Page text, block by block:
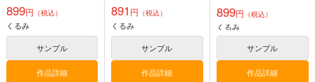
Fresh＆Smooth
ロイヤルマウンテン
（税込）
オリジナル
青山 澄香
FETISH ACADEMY
ロイヤルマウンテン
（税込）
オリジナル
青山 澄香
まぐ太ノート16冊
目 The Bunny's Tail 2
C-ARTS
1,430円（税込）
オリジナル
899円 （税込）
くるみ
サンプル
作品詳細
891 円 （税込）
くるみ
サンプル
作品詳細
899円 （税込）
くるみ
サンプル
作品詳細